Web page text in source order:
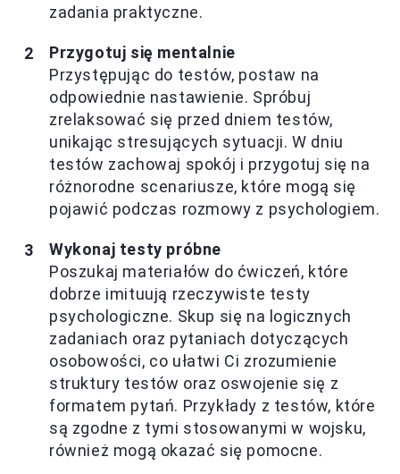
zadania praktyczne.
Przygotuj się mentalnie
Przystępując do testów, postaw na
odpowiednie nastawienie. Spróbuj
zrelaksować się przed dniem testów,
unikając stresujących sytuacji. W dniu
testów zachowaj spokój i przygotuj się na
różnorodne scenariusze, które mogą się
pojawić podczas rozmowy z psychologiem.
Wykonaj testy próbne
Poszukaj materiałów do ćwiczeń, które
dobrze imituują rzeczywiste testy
psychologiczne. Skup się na logicznych
zadaniach oraz pytaniach dotyczących
osobowości, co ułatwi Ci zrozumienie
struktury testów oraz oswojenie się z
formatem pytań. Przykłady z testów, które
są zgodne z tymi stosowanymi w wojsku,
również mogą okazać się pomocne.